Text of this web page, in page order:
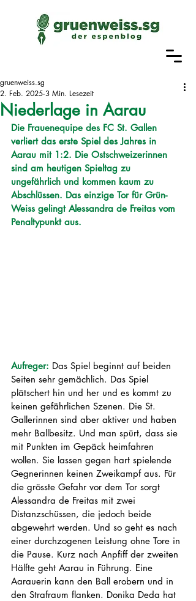
Niederlage in Aarau
gruenweiss.sg
2. Feb. 2025 3 Min. Lesezeit
Die Frauenequipe des FC St. Gallen
verliert das erste Spiel des Jahres in
Aarau mit 1:2. Die Ostschweizerinnen
sind am heutigen Spieltag zu
ungefährlich und kommen kaum zu
Abschlüssen. Das einzige Tor für Grün-
Weiss gelingt Alessandra de Freitas vom
Penaltypunkt aus.
Aufreger: Das Spiel beginnt auf beiden
Seiten sehr gemächlich. Das Spiel
plätschert hin und her und es kommt zu
keinen gefährlichen Szenen. Die St.
Gallerinnen sind aber aktiver und haben
mehr Ballbesitz. Und man spürt, dass sie
mit Punkten im Gepäck heimfahren
wollen. Sie lassen gegen hart spielende
Gegnerinnen keinen Zweikampf aus. Für
die grösste Gefahr vor dem Tor sorgt
Alessandra de Freitas mit zwei
Distanzschüssen, die jedoch beide
abgewehrt werden. Und so geht es nach
einer durchzogenen Leistung ohne Tore in
die Pause. Kurz nach Anpfiff der zweiten
Hälfte geht Aarau in Führung. Eine
Aarauerin kann den Ball erobern und in
den Strafraum flanken. Donika Deda hat